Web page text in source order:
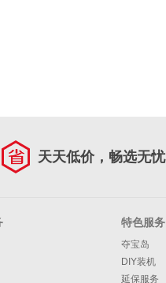
天天低价，畅选无忧
特色服务
夺宝岛
DIY装机
延保服务